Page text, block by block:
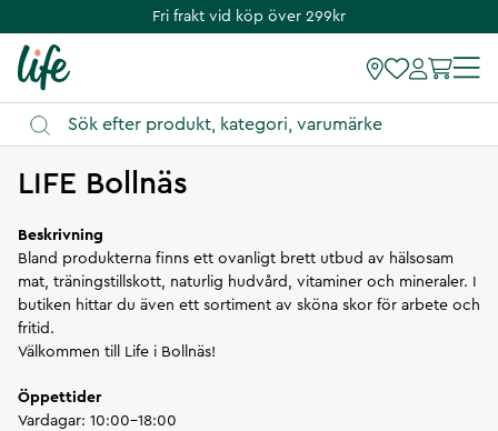
Fri frakt vid köp över 299kr
Vägbeskrivning
LIFE Bollnäs
Beskrivning
Bland produkterna finns ett ovanligt brett utbud av hälsosam
mat, träningstillskott, naturlig hudvård, vitaminer och mineraler. I
butiken hittar du även ett sortiment av sköna skor för arbete och
fritid.
Välkommen till Life i Bollnäs!
Öppettider
Vardagar: 10:00-18:00